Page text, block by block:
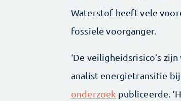
Waterstof heeft vele
fossiele voorganger.
‘De veiligheidsrisico’s
analist energietransitie bij
onderzoek publiceerde.